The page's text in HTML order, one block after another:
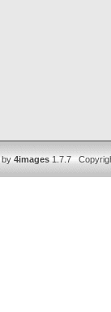
by4images1.7.7